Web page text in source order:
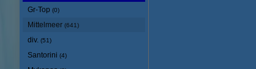
Gr-Top (0)
Mittelmeer (641)
div. (51)
Santorini (4)